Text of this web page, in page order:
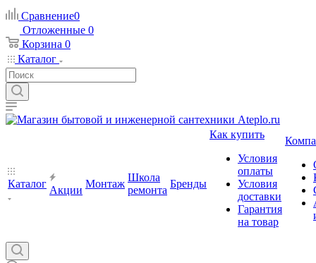
Сравнение0
Отложенные 0
Корзина 0
Каталог
Каталог
Акции
Монтаж
Школа
ремонта
Бренды
Как купить
Условия
оплаты
Условия
доставки
Гарантия
на товар